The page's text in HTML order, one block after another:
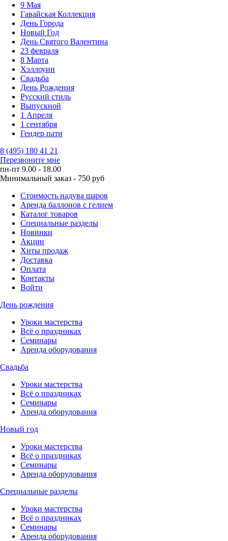
9 Мая
Гавайская Коллекция
День Города
Новый Год
День Святого Валентина
23 февраля
8 Марта
Хэллоуин
Свадьба
День Рождения
Русский стиль
Выпускной
1 Апреля
1 сентября
Гендер пати
8 (495) 180 41 21
Перезвоните мне
пн-пт 9.00 - 18.00
Минимальный заказ - 750 руб
Стоимость надува шаров
Аренда баллонов с гелием
Каталог товаров
Специальные разделы
Новинки
Акции
Хиты продаж
Доставка
Оплата
Контакты
Войти
День рождения
Уроки мастерства
Всё о праздниках
Семинары
Аренда оборудования
Свадьба
Уроки мастерства
Всё о праздниках
Семинары
Аренда оборудования
Новый год
Уроки мастерства
Всё о праздниках
Семинары
Аренда оборудования
Специальные разделы
Уроки мастерства
Всё о праздниках
Семинары
Аренда оборудования